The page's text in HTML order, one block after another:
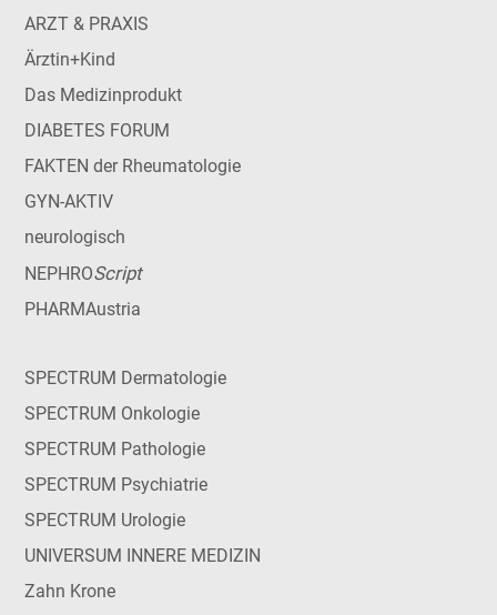
ARZT & PRAXIS
Ärztin+Kind
Das Medizinprodukt
DIABETES FORUM
FAKTEN der Rheumatologie
GYN-AKTIV
neurologisch
NEPHROScript
PHARMAustria
SPECTRUM Dermatologie
SPECTRUM Onkologie
SPECTRUM Pathologie
SPECTRUM Psychiatrie
SPECTRUM Urologie
UNIVERSUM INNERE MEDIZIN
Zahn Krone